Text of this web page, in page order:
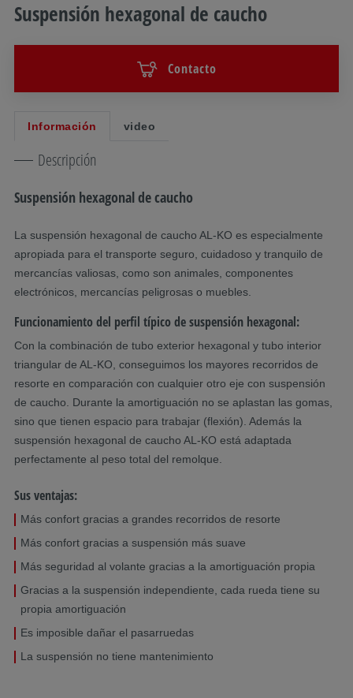
Suspensión hexagonal de caucho
Contacto
Información video
Descripción
Suspensión hexagonal de caucho
La suspensión hexagonal de caucho AL-KO es especialmente
apropiada para el transporte seguro, cuidadoso y tranquilo de
mercancías valiosas, como son animales, componentes
electrónicos, mercancías peligrosas o muebles.
Funcionamiento del perfil típico de suspensión hexagonal:
Con la combinación de tubo exterior hexagonal y tubo interior
triangular de AL-KO, conseguimos los mayores recorridos de
resorte en comparación con cualquier otro eje con suspensión
de caucho. Durante la amortiguación no se aplastan las gomas,
sino que tienen espacio para trabajar (flexión). Además la
suspensión hexagonal de caucho AL-KO está adaptada
perfectamente al peso total del remolque.
Sus ventajas:
Más confort gracias a grandes recorridos de resorte
Más confort gracias a suspensión más suave
Más seguridad al volante gracias a la amortiguación propia
Gracias a la suspensión independiente, cada rueda tiene su
propia amortiguación
Es imposible dañar el pasarruedas
La suspensión no tiene mantenimiento